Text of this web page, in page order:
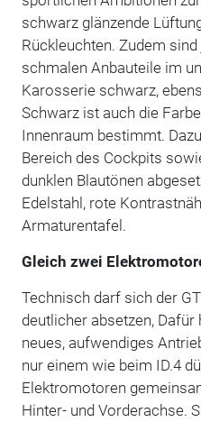
schwarz glänzende
Rückleuchten. Zudem
schmalen Anbauteile im
Karosserie schwarz,
Schwarz ist auch die
Innenraum bestimmt.
Bereich des Cockpits
dunklen Blautönen
Edelstahl, rote
Armaturentafel.
Gleich zwei
Technisch darf sich der
deutlicher absetzen, Dafür
neues, aufwendiges
nur einem wie beim ID.4
Elektromotoren
Hinter- und Vorderachse.